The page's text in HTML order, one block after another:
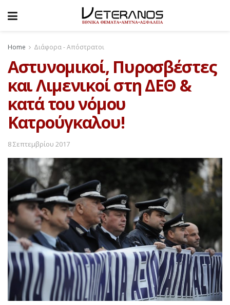
Home Διάφορα - Απόστρατοι
Αστυνομικοί, Πυροσβέστες
και Λιμενικοί στη ΔΕΘ &
κατά του νόμου
Κατρούγκαλου!
8 Σεπτεμβρίου 2017